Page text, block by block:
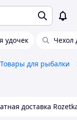
удочек Чехол
Товары для рыбалки
доставка